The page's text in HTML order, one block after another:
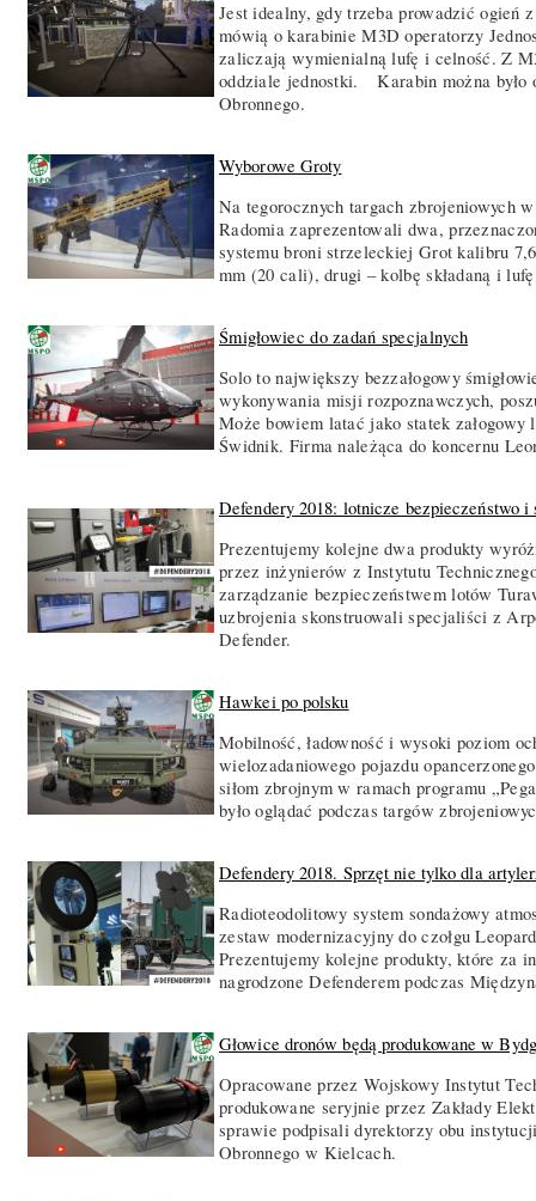
Jest idealny, gdy trzeba prowadzić ogień
mówią o karabinie M3D operatorzy
zaliczają wymienialną lufę i celność. Z
oddziale jednostki. Karabin można było
Obronnego.
Wyborowe Groty
Na tegorocznych targach zbrojeniowych
Radomia zaprezentowali dwa,
systemu broni strzeleckiej Grot kalibru
mm (20 cali), drugi – kolbę składaną i
Śmigłowiec do zadań specjalnych
Solo to największy bezzałogowy
wykonywania misji rozpoznawczych,
Może bowiem latać jako statek
Świdnik. Firma należąca do koncernu
Defendery 2018: lotnicze bezpieczeństwo i
Prezentujemy kolejne dwa produkty
przez inżynierów z Instytutu
zarządzanie bezpieczeństwem lotów
uzbrojenia skonstruowali specjaliści z
Defender.
Hawkei po polsku
Mobilność, ładowność i wysoki poziom
wielozadaniowego pojazdu
siłom zbrojnym w ramach programu
było oglądać podczas targów
Defendery 2018. Sprzęt nie tylko dla
Radioteodolitowy system sondażowy
zestaw modernizacyjny do czołgu
Prezentujemy kolejne produkty, które za
nagrodzone Defenderem podczas
Głowice dronów będą produkowane w
Opracowane przez Wojskowy Instytut
produkowane seryjnie przez Zakłady
sprawie podpisali dyrektorzy obu
Obronnego w Kielcach.